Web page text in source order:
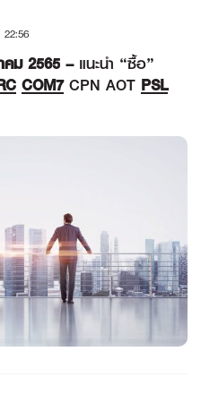
ม 2565 –แนะนำ “ซื้อ”
COM7CPN AOT PSL